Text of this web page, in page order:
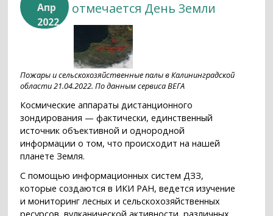
Апр
2022
отмечается День Земли
Пожары и сельскохозяйственные палы в Калининградской
области 21.04.2022. По данным сервиса ВЕГА
Космические аппараты дистанционного
зондирования — фактически, единственный
источник объективной и однородной
информации о том, что происходит на нашей
планете Земля.
С помощью информационных систем ДЗЗ,
которые создаются в ИКИ РАН, ведется изучение
и мониторинг лесных и сельскохозяйственных